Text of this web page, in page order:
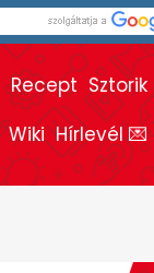
Recept Sztorik
Wiki Hírlevél 💌